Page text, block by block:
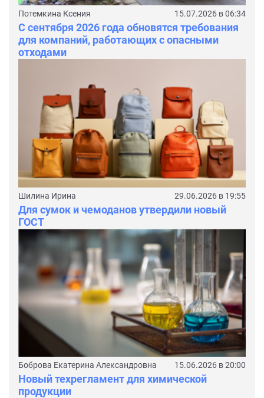
Потемкина Ксения 15.07.2026 в 06:34
С сентября 2026 года обновятся требования
для компаний, работающих с опасными
отходами
Шилина Ирина 29.06.2026 в 19:55
Для сумок и чемоданов утвердили новый
ГОСТ
Боброва Екатерина Александровна 15.06.2026 в 20:00
Новый техрегламент для химической
продукции